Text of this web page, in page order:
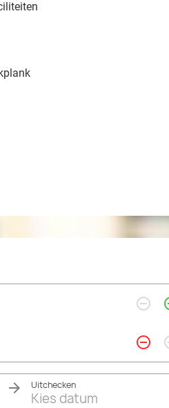
remove_circle_outline
remove_circle_outline
Uitchecken
Kies datum